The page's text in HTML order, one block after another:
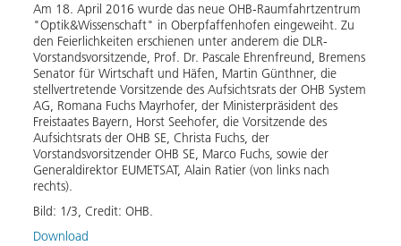
Am 18. April 2016 wurde das neue OHB-Raumfahrtzentrum
"Optik&Wissenschaft" in Oberpfaffenhofen eingeweiht. Zu
den Feierlichkeiten erschienen unter anderem die DLR-
Vorstandsvorsitzende, Prof. Dr. Pascale Ehrenfreund, Bremens
Senator für Wirtschaft und Häfen, Martin Günthner, die
stellvertretende Vorsitzende des Aufsichtsrats der OHB System
AG, Romana Fuchs Mayrhofer, der Ministerpräsident des
Freistaates Bayern, Horst Seehofer, die Vorsitzende des
Aufsichtsrats der OHB SE, Christa Fuchs, der
Vorstandsvorsitzender OHB SE, Marco Fuchs, sowie der
Generaldirektor EUMETSAT, Alain Ratier (von links nach
rechts).
Bild: 1/3, Credit: OHB.
Download